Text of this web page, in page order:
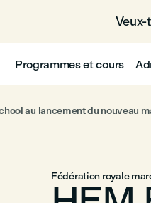
Veux-
Programmes et cours
au lancement du nouveau
Fédération royale